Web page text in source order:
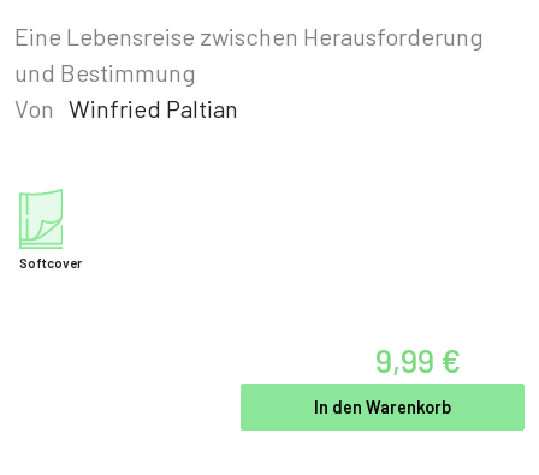
Eine Lebensreise zwischen Herausforderung
und Bestimmung
Von Winfried Paltian
Softcover
9,99 €
In den Warenkorb